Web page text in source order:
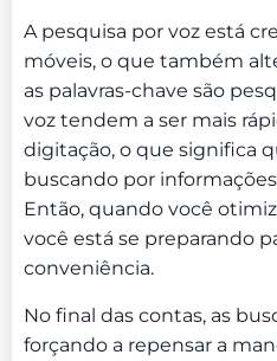
A pesquisa por voz está
móveis, o que também
as palavras-chave são
voz tendem a ser mais
digitação, o que significa
buscando por
Então, quando você
você está se preparando
conveniência.
No final das contas, as
forçando a repensar a